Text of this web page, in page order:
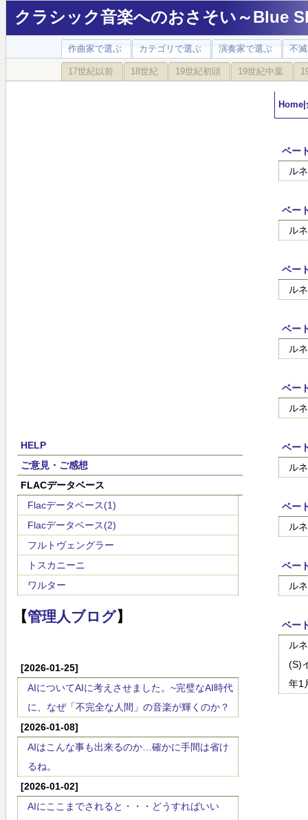
クラシック音楽へのおさそい～Blue
作曲家で選ぶ カテゴリで選ぶ 演奏家で選ぶ 不
17世紀以前 18世紀 19世紀初頭 19世紀中葉
HELP
ご意見・ご感想
FLACデータベース
Flacデータベース(1)
Flacデータベース(2)
フルトヴェングラー
トスカニーニ
ワルター
【管理人ブログ】
[2026-01-25]
AIについてAIに考えさせました。~完璧なAI時代
に、なぜ「不完全な人間」の音楽が輝くのか？
[2026-01-08]
AIはこんな事も出来るのか…確かに手間は省け
るね。
[2026-01-02]
AIにここまでされると・・・どうすればいい
Home
ベー
ル
ベー
ル
ベー
ル
ベー
ル
ベー
ル
ベー
ル
ベー
ル
ベー
ル
ベー
ル
(S)
年1